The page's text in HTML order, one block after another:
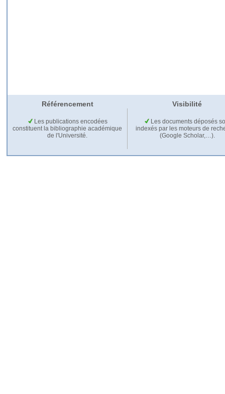
Référencement Visibilité
Les publications encodées
constituent la bibliographie académique
de l'Université.
Les documents déposés
indexés par les moteurs de
(Google Scholar,…).